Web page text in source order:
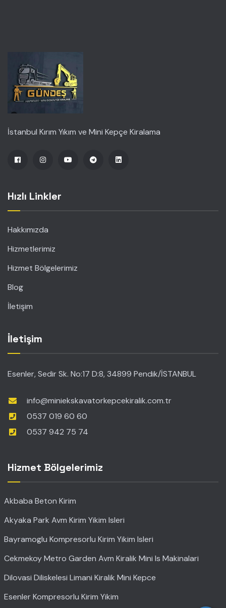
İstanbul Kırım Yıkım ve Mini Kepçe Kiralama
Hızlı Linkler
Hakkımızda
Hizmetlerimiz
Hizmet Bölgelerimiz
Blog
İletişim
İletişim
Esenler, Sedir Sk. No:17 D:8, 34899 Pendik/İSTANBUL
info@miniekskavatorkepcekiralik.com.tr
0537 019 60 60
0537 942 75 74
Hizmet Bölgelerimiz
Akbaba Beton Kirim
Akyaka Park Avm Kirim Yikim Isleri
Bayramoglu Kompresorlu Kirim Yikim Isleri
Cekmekoy Metro Garden Avm Kiralik Mini Is Makinalari
Dilovasi Diliskelesi Limani Kiralik Mini Kepce
Esenler Kompresorlu Kirim Yikim